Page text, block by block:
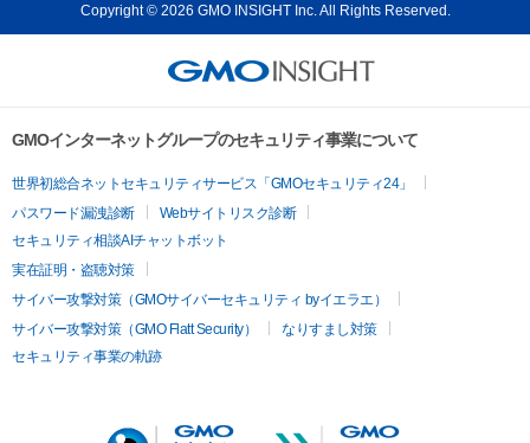
Copyright © 2026 GMO INSIGHT Inc. All Rights Reserved.
GMOインターネットグループのセキュリティ事業について
世界初総合ネットセキュリティサービス「GMOセキュリティ24」
パスワード漏洩診断
Webサイトリスク診断
セキュリティ相談AIチャットボット
実在証明・盗聴対策
サイバー攻撃対策（GMOサイバーセキュリティ byイエラエ）
サイバー攻撃対策（GMO Flatt Security）
なりすまし対策
セキュリティ事業の軌跡